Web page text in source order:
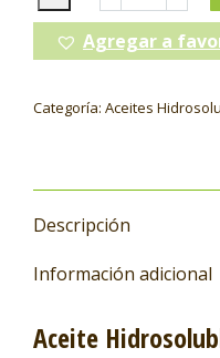
Agregar a
Categoría: Aceites
Descripción
Información adicional
Aceite